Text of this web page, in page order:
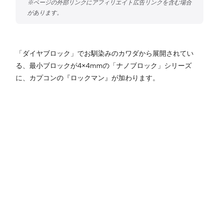
「ダイヤブロック」でお馴染みのカワダから展開されてい
る、最小ブロックが4×4mmの「ナノブロック」シリーズ
に、カプコンの『ロックマン』が加わります。